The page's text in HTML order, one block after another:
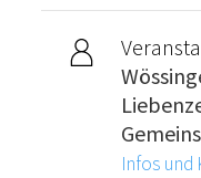
Infos und